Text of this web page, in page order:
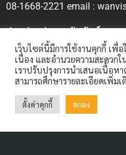
08-1668-2221 email :
ฝากข่าวประชาสัมพันธ์
Contact us:ctm@arip.co.th
Contact Us
เว็บไซต์นี้มีการใช้งานคุกกี้ เพื่
เนื่อง และอำนวยความสะดวกใ
เราปรับปรุงการนำเสนอเนื้อห
สามารถศึกษารายละเอียดเพิ่มเ
ตั้งค่าคุกกี้ ตกลง